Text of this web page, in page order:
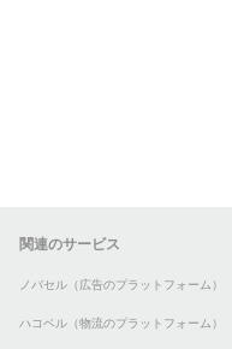
関連のサービス
ノバセル（広告のプラットフォーム）
ハコベル（物流のプラットフォーム）